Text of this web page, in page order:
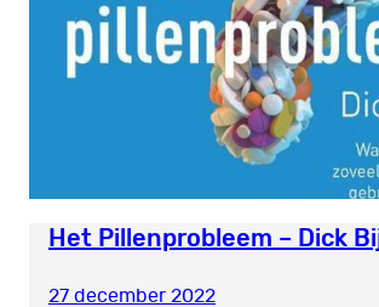
Het Pillenprobleem – Dick
27 december 2022